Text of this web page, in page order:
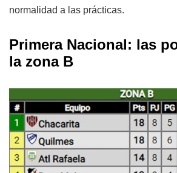
normalidad a las prácticas.
Primera Nacional: las
la zona B